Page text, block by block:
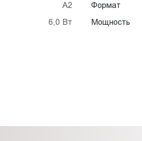
A2
6,0 Вт
Формат
Мощность